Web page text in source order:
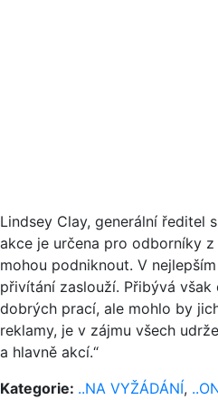
Lindsey Clay, generální ředitel
akce je určena pro odborníky
mohou podniknout. V
přivítání zaslouží. Přibývá
dobrých prací, ale mohlo by
reklamy, je v zájmu všech
a hlavně akcí.“
Kategorie: ..NA VYŽÁDÁNÍ,